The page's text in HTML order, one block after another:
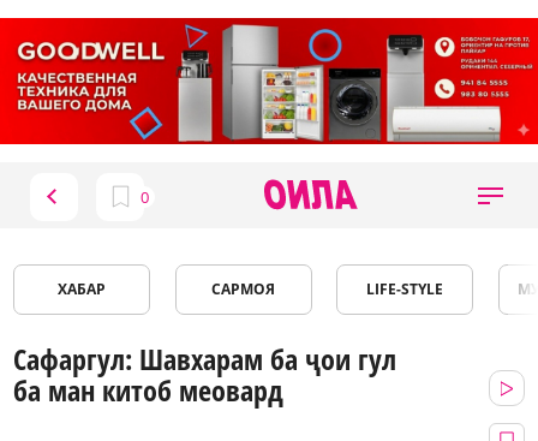
ХАБАР САРМОЯ LIFE-STYLE
Сафаргул: Шавхарам ба ҷои гул
ба ман китоб меовард